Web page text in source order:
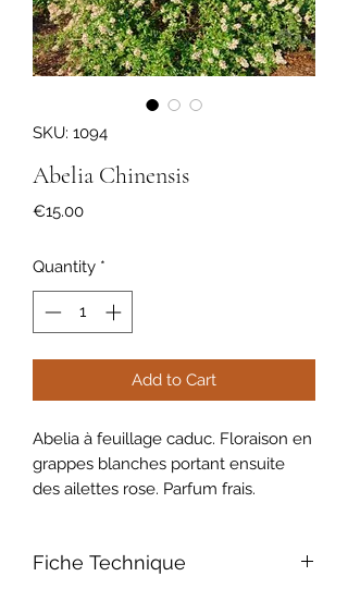
SKU: 1094
Abelia Chinensis
€15.00Price
Quantity *
Add to Cart
Abelia à feuillage caduc. Floraison en
grappes blanches portant ensuite
des ailettes rose. Parfum frais.
Fiche Technique